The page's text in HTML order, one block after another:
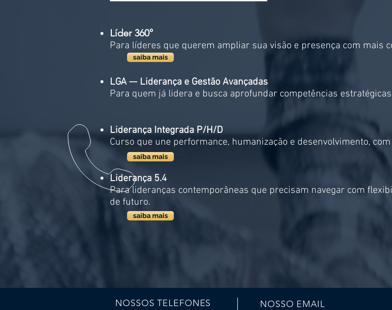
Líder 360°
Para líderes que querem ampliar sua visão e presença com mais
LGA — Liderança e Gestão Avançadas
Para quem já lidera e busca aprofundar competências
Liderança Integrada P/H/D
Curso que une performance, humanização e desenvolvimento,
Liderança 5.4
Para lideranças contemporâneas que precisam navegar com
de futuro.
saiba mais
saiba mais
saiba mais
NOSSOS TELEFONES NOSSO EMAIL